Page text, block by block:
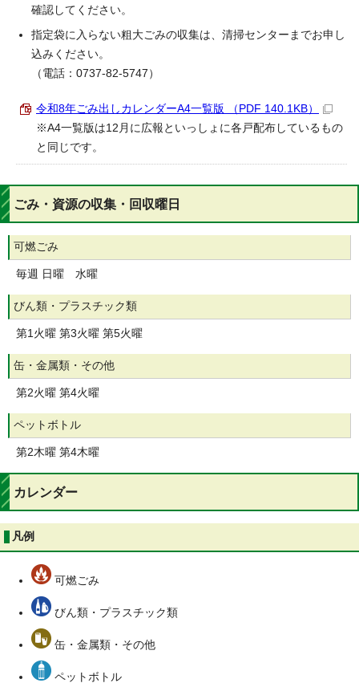
確認してください。
指定袋に入らない粗大ごみの収集は、清掃センターまでお申し
込みください。
（電話：0737-82-5747）
令和8年ごみ出しカレンダーA4一覧版 （PDF 140.1KB）
※A4一覧版は12月に広報といっしょに各戸配布しているもの
と同じです。
ごみ・資源の収集・回収曜日
可燃ごみ
毎週 日曜 水曜
びん類・プラスチック類
第1火曜 第3火曜 第5火曜
缶・金属類・その他
第2火曜 第4火曜
ペットボトル
第2木曜 第4木曜
カレンダー
凡例
可燃ごみ
びん類・プラスチック類
缶・金属類・その他
ペットボトル